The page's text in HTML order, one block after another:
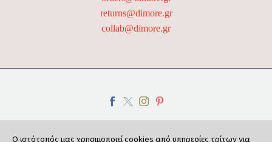
returns@dimore.gr
collab@dimore.gr
Ο ιστότοπός μας χρησιμοποιεί cookies από υπηρεσίες τρίτων για